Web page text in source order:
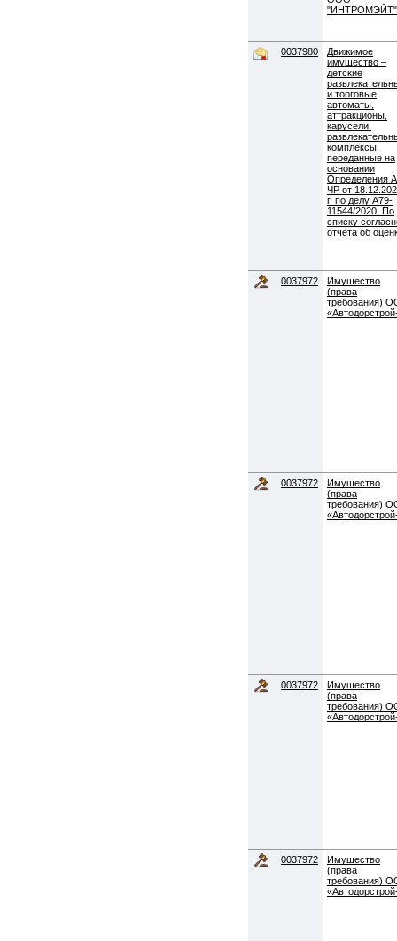
"ИНТРОМЭЙТ"
0037980
Движимое
имущество –
детские
и торговые
автоматы,
аттракционы,
карусели,
комплексы,
переданные на
основании
Определения
ЧР от
г. по делу А79-
11544/2020. По
списку
отчета об
0037972
Имущество
(права
требования)
0037972
Имущество
(права
требования)
0037972
Имущество
(права
требования)
0037972
Имущество
(права
требования)